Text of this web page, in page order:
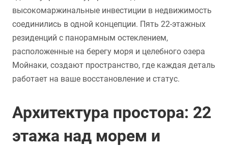
высокомаржинальные инвестиции в недвижимость
соединились в одной концепции. Пять 22-этажных
резиденций с панорамным остеклением,
расположенные на берегу моря и целебного озера
Мойнаки, создают пространство, где каждая деталь
работает на ваше восстановление и статус.
Архитектура простора: 22
этажа над морем и